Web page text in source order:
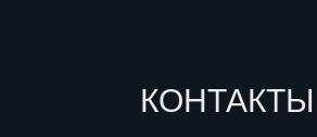
КОНТАКТЫ